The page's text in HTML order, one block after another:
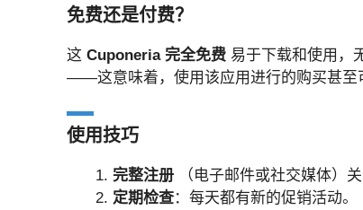
免费还是付费？
这 Cuponeria 完全免费 易于下载和使用，
——这意味着，使用该应用进行的购买甚至
使用技巧
完整注册 （电子邮件或社交媒体）
定期检查：每天都有新的促销活动。